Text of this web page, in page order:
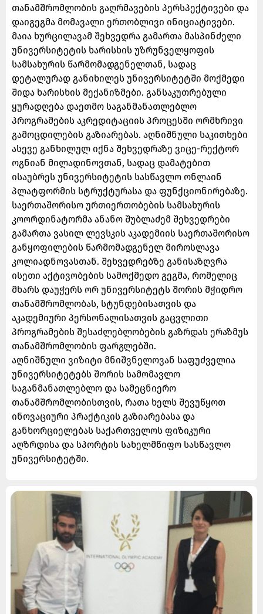
თანამშრომლობის გაღრმავების პერსპექტივები და
დაიგეგმა მომავალი ერთობლივი ინიციატივები.
მაია ხურცილავამ შეხვედრა გამართა მასპინძელი
უნივერსიტეტის ხარისხის უზრუნველყოფის
სამსახურის წარმომადგენელთან, სადაც
დეტალურად განიხილეს უნივერსიტეტში მოქმედი
შიდა ხარისხის მექანიზმები. განსაკუთრებული
ყურადღება დაეთმო საგანმანათლებლო
პროგრამების აკრედიტაციის პროცესში ორმხრივი
გამოცდილების გაზიარებას. აღნიშნული საკითხები
ასევე განხილულ იქნა შეხვედრაზე ვიცე-რექტორ
ოგნიან მილადინოვთან, სადაც დამატებით
ისაუბრეს უნივერსიტეტის სასწავლო ონლაინ
პლატფორმის სტრუქტურასა და ფუნქციონირებაზე.
საერთაშორისო ურთიერთობების სამსახურის
კოორდინატორმა ანანო შუბლაძემ შეხვედრები
გამართა ვასილ ლევსკის აკადემიის საერთაშორისო
განყოფილების წარმომადგენელ მიროსლავა
კოლიადნოვასთან. შეხვედრებზე განისაზღვრა
ისეთი აქტივობების სამოქმედო გეგმა, რომელიც
მხარს დაუჭერს ორ უნივერსიტეტს შორის მჭიდრო
თანამშრომლობას, სტუნდებისათვის და
აკადემიური პერსონალისათვის გაცვლითი
პროგრამების შესაძლებლობების გაზრდას ერაზმუს
თანამშრომლობის ფარგლებში.
აღნიშნული ვიზიტი მნიშვნელოვან საფუძველია
უნივერსიტეტებს შორის სამომავლო
საგანმანათლებლო და სამეცნიერო
თანამშრომლობისთვის, რათა ხელს შევუწყოთ
ინოვაციური პრაქტიკის გაზიარებასა და
განხორციელებას საქართველოს ფიზიკური
აღზრდისა და სპორტის სახელმწიფო სასწავლო
უნივერსიტეტში.